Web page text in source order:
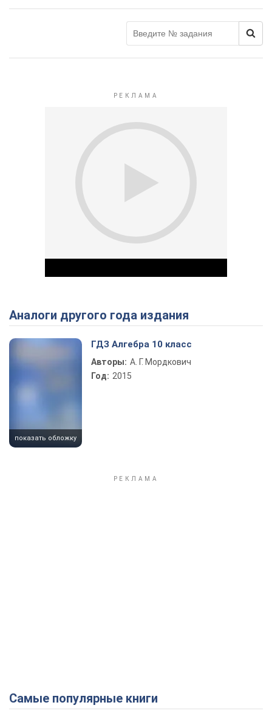
Play Video
Аналоги другого года издания
показать обложку
ГДЗ Алгебра 10 класс
Авторы: А. Г. Мордкович
Год: 2015
Самые популярные книги